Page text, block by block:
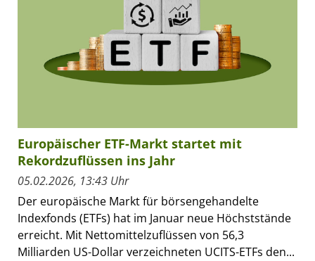
Europäischer ETF-Markt startet mit
Rekordzuflüssen ins Jahr
05.02.2026, 13:43 Uhr
Der europäische Markt für börsengehandelte
Indexfonds (ETFs) hat im Januar neue Höchststände
erreicht. Mit Nettomittelzuflüssen von 56,3
Milliarden US-Dollar verzeichneten UCITS-ETFs den...